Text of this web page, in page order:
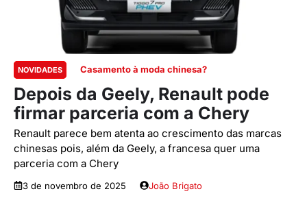
NOVIDADES Casamento à moda chinesa?
Depois da Geely, Renault pode
firmar parceria com a Chery
Renault parece bem atenta ao crescimento das marcas
chinesas pois, além da Geely, a francesa quer uma
parceria com a Chery
3 de novembro de 2025 João Brigato